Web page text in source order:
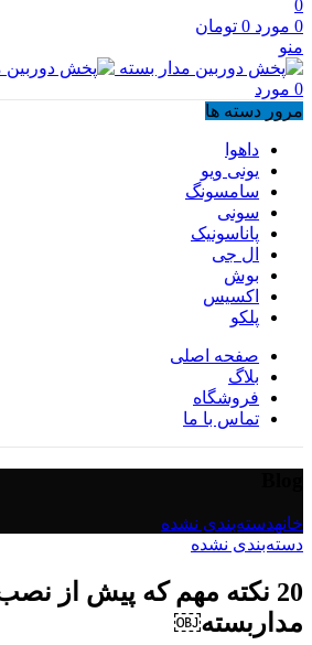
0
0 مورد 0 تومان
منو
0 مورد
مرور دسته ها
داهوا
یونی ویو
سامسونگ
سونی
پاناسونیک
ال جی
بوش
اکسیس
پلکو
صفحه اصلی
بلاگ
فروشگاه
تماس با ما
خانهدسته‌بندی نشده
دسته‌بندی نشده
20 نکته مهم که پیش از
مداربسته￼